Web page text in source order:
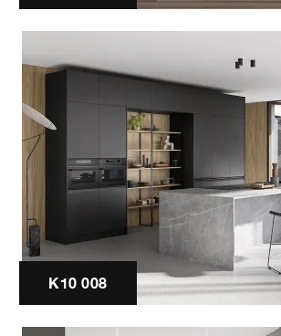
K10 008